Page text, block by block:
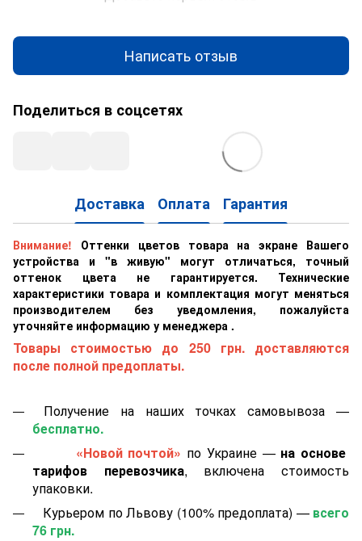
Написать отзыв
Поделиться в соцсетях
Доставка Оплата Гарантия
Внимание!
Оттенки цветов товара на экране Вашего
устройства и "в живую" могут отличаться, точный
оттенок цвета не гарантируется. Технические
характеристики товара и комплектация могут меняться
производителем без уведомления, пожалуйста
уточняйте информацию у менеджера .
Товары стоимостью до 250 грн. доставляются
после полной предоплаты.
Получение на наших точках самовывоза —
бесплатно.
«Новой почтой» по Украине — на основе
тарифов перевозчика, включена стоимость
упаковки.
Курьером по Львову (100% предоплата) — всего
76 грн.